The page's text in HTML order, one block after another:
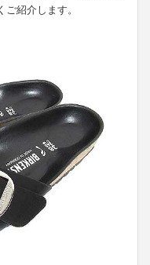
紹介します。